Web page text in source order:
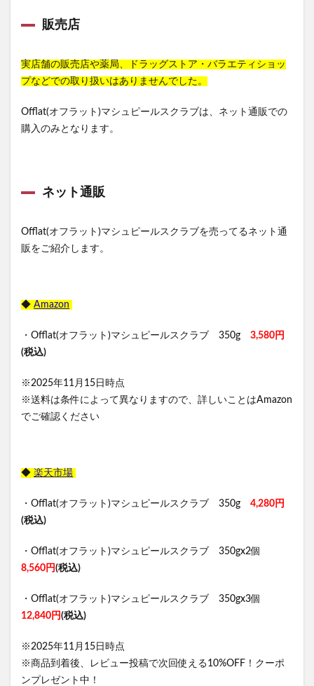
販売店
実店舗の販売店や薬局、ドラッグストア・バラエティショッ
プなどでの取り扱いはありませんでした。
Offlat(オフラット)マシュピールスクラブは、ネット通販での
購入のみとなります。
ネット通販
Offlat(オフラット)マシュピールスクラブを売ってるネット通
販をご紹介します。
◆ Amazon
・Offlat(オフラット)マシュピールスクラブ 350g 3,580円
(税込)
※2025年11月15日時点
※送料は条件によって異なりますので、詳しいことはAmazon
でご確認ください
◆ 楽天市場
・Offlat(オフラット)マシュピールスクラブ 350g 4,280円
(税込)
・Offlat(オフラット)マシュピールスクラブ 350gx2個
8,560円(税込)
・Offlat(オフラット)マシュピールスクラブ 350gx3個
12,840円(税込)
※2025年11月15日時点
※商品到着後、レビュー投稿で次回使える10%OFF！クーポ
ンプレゼント中！